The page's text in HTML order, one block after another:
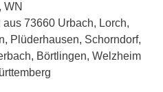
WN
73660 Urbach, Lorch,
Plüderhausen, Schorndorf,
Börtlingen, Welzheim